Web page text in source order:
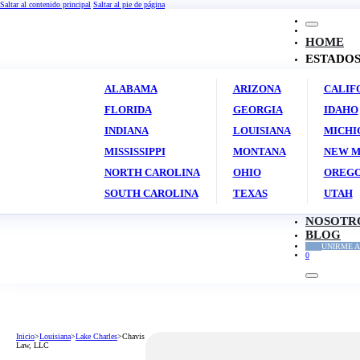
Saltar al contenido principal Saltar al pie de página
HOME
ESTADOS
ALABAMA ARIZONA
FLORIDA
GEORGIA
IDAHO
INDIANA
LOUISIANA
MISSISSIPPI
MONTANA
NEW
NORTH CAROLINA
OHIO
SOUTH CAROLINA
TEXAS UTAH
BLOG
UNIRME
0
Inicio>Louisiana>Lake Charles>Chavis
Law, LLC